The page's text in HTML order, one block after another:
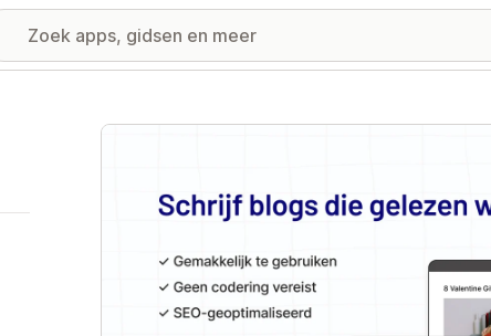
Galerij met uitgelichte afbeeldingen